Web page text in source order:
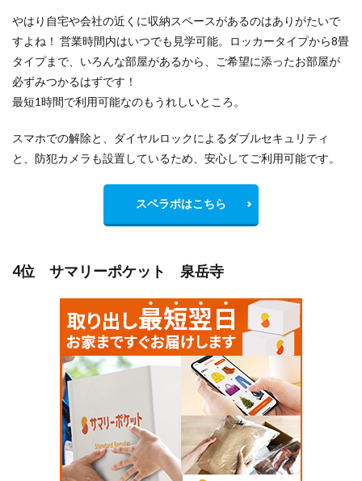
やはり自宅や会社の近くに収納スペースがあるのはありがたいで
すよね！ 営業時間内はいつでも見学可能。ロッカータイプから8畳
タイプまで、いろんな部屋があるから、ご希望に添ったお部屋が
必ずみつかるはずです！
最短1時間で利用可能なのもうれしいところ。
スマホでの解除と、ダイヤルロックによるダブルセキュリティ
と、防犯カメラも設置しているため、安心してご利用可能です。
スペラボはこちら
4位 サマリーポケット 泉岳寺